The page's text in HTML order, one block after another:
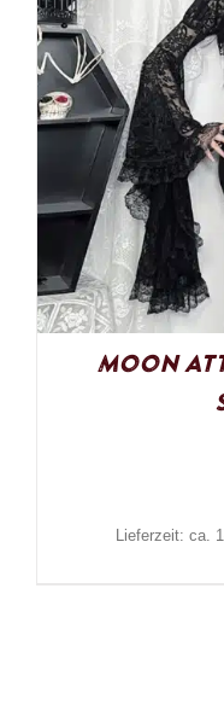
Moon
Lieferzeit: ca.